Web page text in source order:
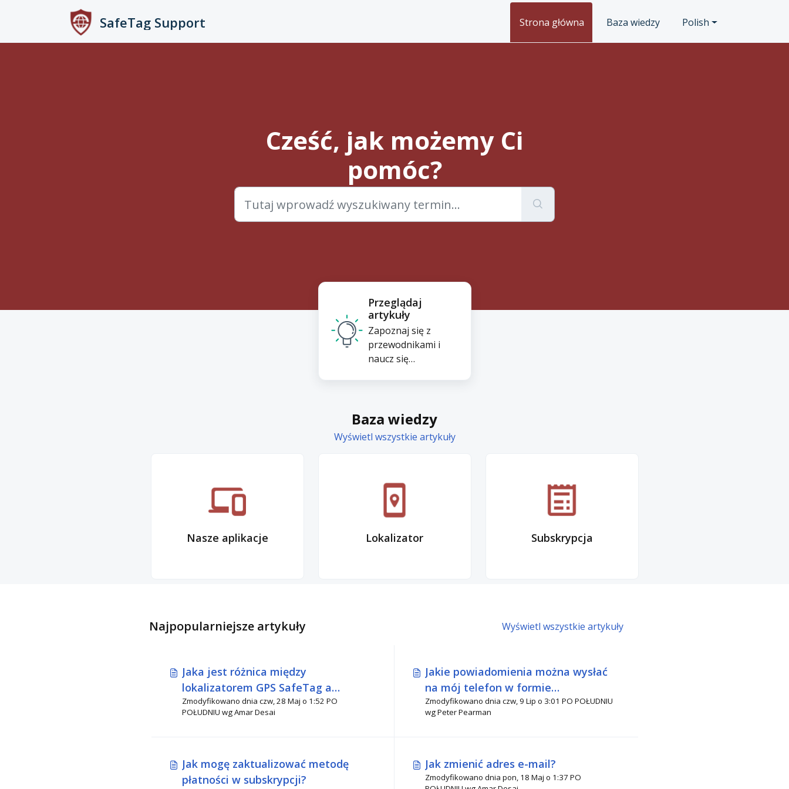
SafeTag Support Strona główna Baza wiedzy Polish
Cześć, jak możemy Ci
pomóc?
Przeglądaj
artykuły
Zapoznaj się z
przewodnikami i
naucz się
Baza wiedzy
Wyświetl wszystkie artykuły
Nasze aplikacje Lokalizator Subskrypcja
Najpopularniejsze artykuły Wyświetl wszystkie artykuły
Jaka jest różnica między
lokalizatorem GPS SafeTag a
znacznikami BLE/UWB, takimi jak
Tile czy AirTag?
Zmodyfikowano dnia czw, 28 Maj o 1:52 PO
POŁUDNIU wg Amar Desai
Jakie powiadomienia można wysłać
na mój telefon w formie
powiadomień push?
Zmodyfikowano dnia czw, 9 Lip o 3:01 PO POŁUDNIU
wg Peter Pearman
Jak mogę zaktualizować metodę
płatności w subskrypcji?
Jak zmienić adres e-mail?
Zmodyfikowano dnia pon, 18 Maj o 1:37 PO